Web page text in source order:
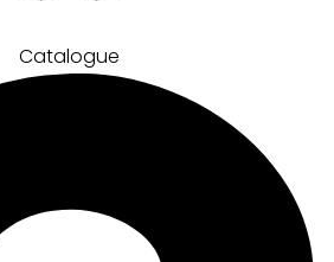
Catalogue